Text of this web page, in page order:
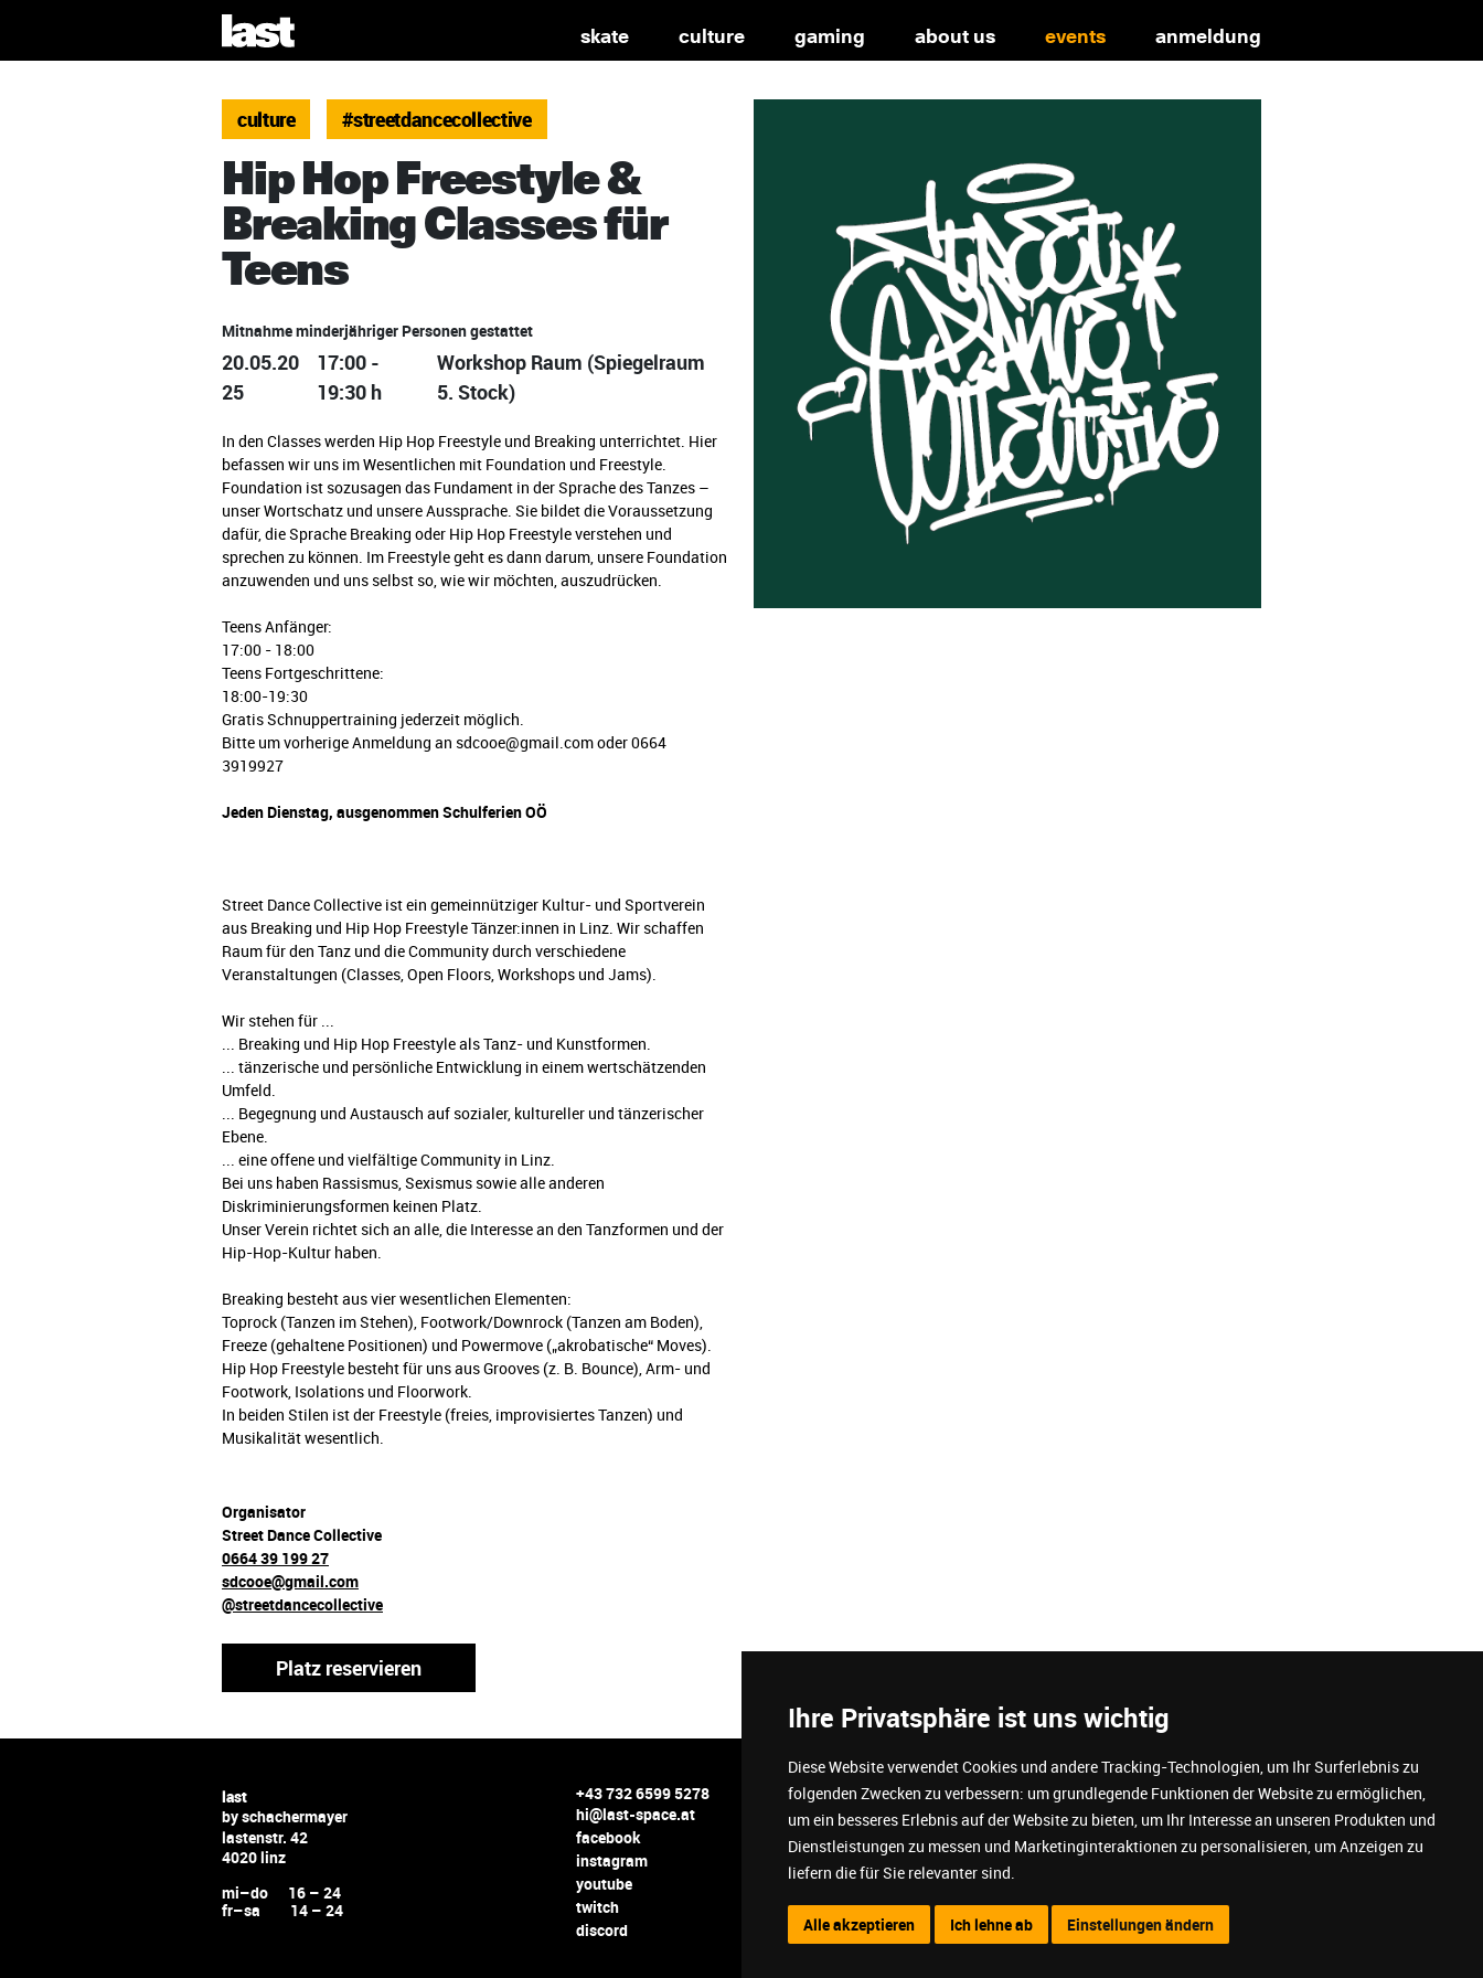
Ihre Privatsphäre ist uns wichtig
Diese Website verwendet Cookies und andere Tracking-Technologien, um Ihr Surferlebnis zu
folgenden Zwecken zu verbessern: um grundlegende Funktionen der Website zu ermöglichen,
um ein besseres Erlebnis auf der Website zu bieten, um Ihr Interesse an unseren Produkten und
Dienstleistungen zu messen und Marketinginteraktionen zu personalisieren, um Anzeigen zu
liefern die für Sie relevanter sind.
Alle akzeptieren Ich lehne ab Einstellungen ändern
skate culture gaming about us events anmeldung
culture #streetdancecollective
Hip Hop Freestyle &
Breaking Classes für
Teens
Mitnahme minderjähriger Personen gestattet
20.05.20
25
17:00 -
19:30 h
Workshop Raum (Spiegelraum
5. Stock)
In den Classes werden Hip Hop Freestyle und Breaking unterrichtet. Hier
befassen wir uns im Wesentlichen mit Foundation und Freestyle.
Foundation ist sozusagen das Fundament in der Sprache des Tanzes –
unser Wortschatz und unsere Aussprache. Sie bildet die Voraussetzung
dafür, die Sprache Breaking oder Hip Hop Freestyle verstehen und
sprechen zu können. Im Freestyle geht es dann darum, unsere Foundation
anzuwenden und uns selbst so, wie wir möchten, auszudrücken.
Teens Anfänger:
17:00 - 18:00
Teens Fortgeschrittene:
18:00-19:30
Gratis Schnuppertraining jederzeit möglich.
Bitte um vorherige Anmeldung an sdcooe@gmail.com oder 0664
3919927
Jeden Dienstag, ausgenommen Schulferien OÖ
Street Dance Collective ist ein gemeinnütziger Kultur- und Sportverein
aus Breaking und Hip Hop Freestyle Tänzer:innen in Linz. Wir schaffen
Raum für den Tanz und die Community durch verschiedene
Veranstaltungen (Classes, Open Floors, Workshops und Jams).
Wir stehen für ...
... Breaking und Hip Hop Freestyle als Tanz- und Kunstformen.
... tänzerische und persönliche Entwicklung in einem wertschätzenden
Umfeld.
... Begegnung und Austausch auf sozialer, kultureller und tänzerischer
Ebene.
... eine offene und vielfältige Community in Linz.
Bei uns haben Rassismus, Sexismus sowie alle anderen
Diskriminierungsformen keinen Platz.
Unser Verein richtet sich an alle, die Interesse an den Tanzformen und der
Hip-Hop-Kultur haben.
Breaking besteht aus vier wesentlichen Elementen:
Toprock (Tanzen im Stehen), Footwork/Downrock (Tanzen am Boden),
Freeze (gehaltene Positionen) und Powermove („akrobatische“ Moves).
Hip Hop Freestyle besteht für uns aus Grooves (z. B. Bounce), Arm- und
Footwork, Isolations und Floorwork.
In beiden Stilen ist der Freestyle (freies, improvisiertes Tanzen) und
Musikalität wesentlich.
Organisator
Street Dance Collective
0664 39 199 27
sdcooe@gmail.com
@streetdancecollective
Platz reservieren
last
by schachermayer
lastenstr. 42
4020 linz
mi–do 16 – 24
fr–sa 14 – 24
+43 732 6599 5278
hi@last-space.at
facebook
instagram
youtube
twitch
discord
agb
verantwortung
faq
impressum
cookie settings